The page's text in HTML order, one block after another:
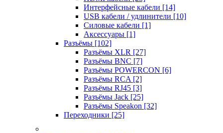
Интерфейсные кабели [14]
USB кабели / удлинители [10]
Силовые кабели [1]
Аксессуары [1]
Разъёмы [102]
Разъёмы XLR [27]
Разъёмы BNC [7]
Разъёмы POWERCON [6]
Разъёмы RCA [2]
Разъёмы RJ45 [3]
Разъёмы Jack [25]
Разъёмы Speakon [32]
Переходники [25]